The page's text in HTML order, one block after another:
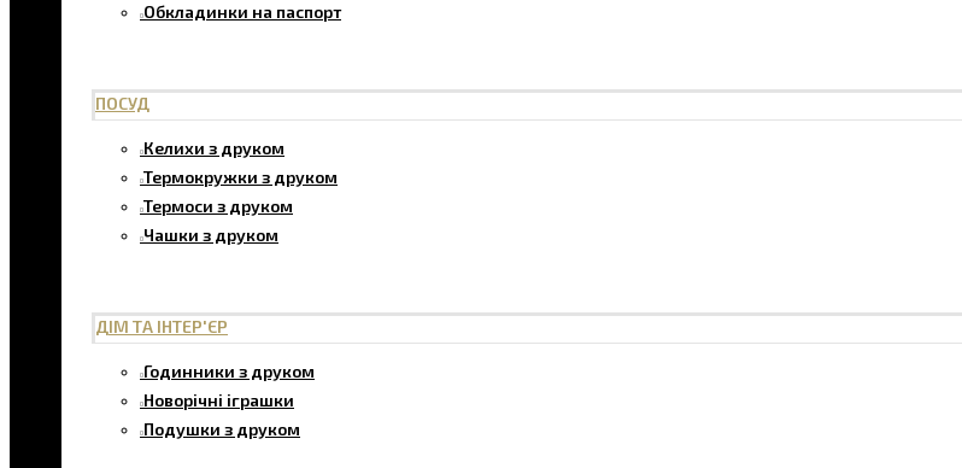
Обкладинки на паспорт
ПОСУД
Келихи з друком
Термокружки з друком
Термоси з друком
Чашки з друком
ДІМ ТА ІНТЕР'ЄР
Годинники з друком
Новорічні іграшки
Подушки з друком